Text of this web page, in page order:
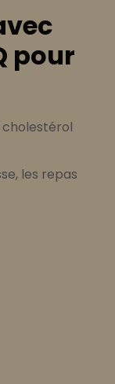
pour
les repas